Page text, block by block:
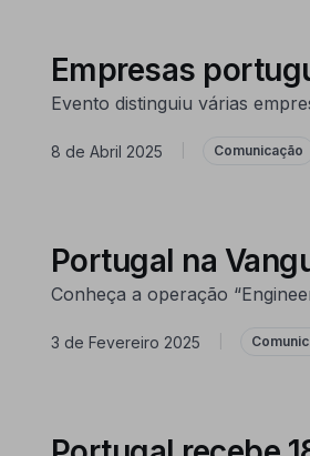
Empresas
Evento distinguiu várias
8 de Abril 2025 Comunicação
Portugal na
Conheça a operação
3 de Fevereiro 2025